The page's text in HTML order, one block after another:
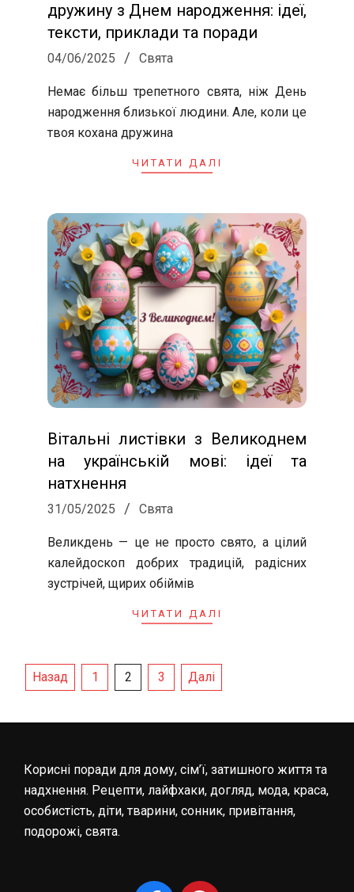
дружину з Днем народження: ідеї,
тексти, приклади та поради
2025-
04
04/06/2025 Свята
Немає більш трепетного свята, ніж День
народження близької людини. Але, коли це
твоя кохана дружина
ЧИТАТИ ДАЛІ
Вітальні листівки з Великоднем
на українській мові: ідеї та
натхнення
2025-
31
31/05/2025 Свята
Великдень — це не просто свято, а цілий
калейдоскоп добрих традицій, радісних
зустрічей, щирих обіймів
ЧИТАТИ ДАЛІ
Пагінація
Назад 1 2 3 Далі
Корисні поради для дому, сім’ї, затишного життя та
надхнення. Рецепти, лайфхаки, догляд, мода, краса,
особистість, діти, тварини, сонник, привітання,
подорожі, свята.